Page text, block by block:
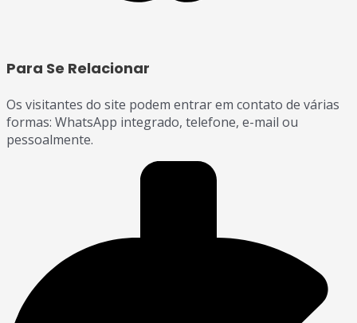
Para Se Relacionar
Os visitantes do site podem entrar em contato de várias
formas: WhatsApp integrado, telefone, e-mail ou
pessoalmente.